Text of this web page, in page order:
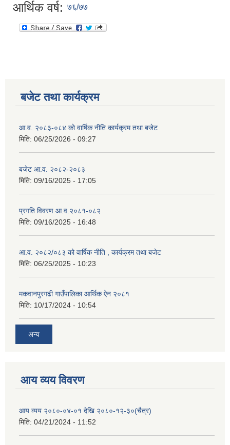
आर्थिक वर्ष: ७६/७७
बजेट तथा कार्यक्रम
आ.व. २०८३-०८४ को वार्षिक नीति कार्यक्रम तथा बजेट
मिति: 06/25/2026 - 09:27
बजेट आ.व. २०८२-२०८३
मिति: 09/16/2025 - 17:05
प्रगति विवरण आ.व.२०८१-०८२
मिति: 09/16/2025 - 16:48
आ.व. २०८२/०८३ को वार्षिक नीति , कार्यक्रम तथा बजेट
मिति: 06/25/2025 - 10:23
मकवानपुरगढी गाउँपालिका आर्थिक ‌‌‌ऐन २०८१
मिति: 10/17/2024 - 10:54
अन्य
आय व्यय विवरण
आय व्यय २०८०-०४-०१ देखि २०८०-१२-३०(चैत्र)
मिति: 04/21/2024 - 11:52